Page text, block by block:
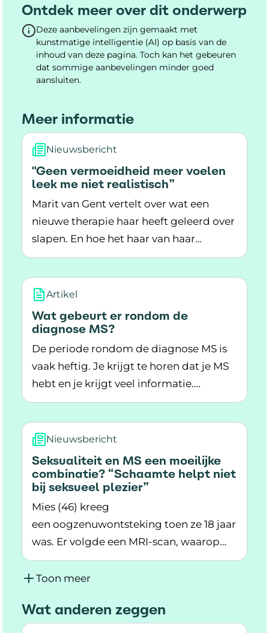
Ontdek meer over dit onderwerp
Deze aanbevelingen zijn gemaakt met
kunstmatige intelligentie (AI) op basis van de
inhoud van deze pagina. Toch kan het gebeuren
dat sommige aanbevelingen minder goed
aansluiten.
Meer informatie
Nieuwsbericht
"Geen vermoeidheid meer voelen
leek me niet realistisch”
Marit van Gent vertelt over wat een
nieuwe therapie haar heeft geleerd over
slapen. En hoe het haar van haar
chronische vermoeidheid heeft
Lees meer over "Geen vermoeidheid meer
Artikel
Wat gebeurt er rondom de
diagnose MS?
De periode rondom de diagnose MS is
vaak heftig. Je krijgt te horen dat je MS
hebt en je krijgt veel informatie.
Bijvoorbeeld over de aandoening,
Lees meer over Wat gebeurt er rondom de
Nieuwsbericht
Seksualiteit en MS een moeilijke
combinatie? “Schaamte helpt niet
bij seksueel plezier”
Mies (46) kreeg
een oogzenuwontsteking toen ze 18 jaar
was. Er volgde een MRI-scan, waarop
meerdere ontstekingen te zien waren.
Binnen een jaar had ze nog een schub.
heeft ze SPMS met verschillende
Lees meer over Seksualiteit en MS een
Toon meer
Wat anderen zeggen